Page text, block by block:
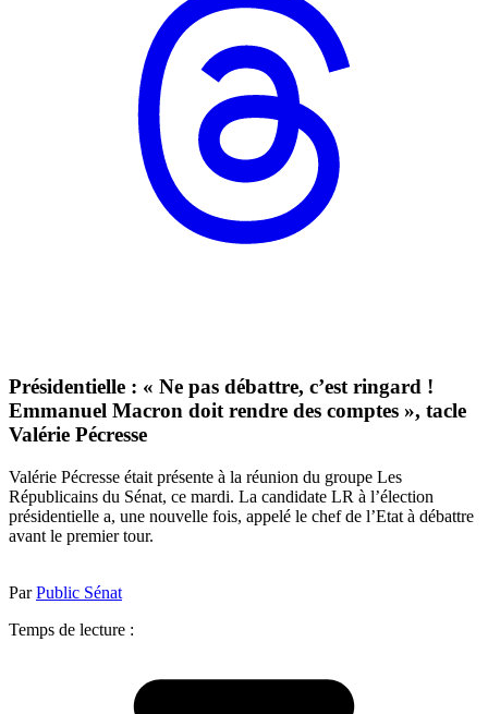
Présidentielle : « Ne pas débattre, c’est ringard !
Emmanuel Macron doit rendre des comptes », tacle
Valérie Pécresse
Valérie Pécresse était présente à la réunion du groupe Les
Républicains du Sénat, ce mardi. La candidate LR à l’élection
présidentielle a, une nouvelle fois, appelé le chef de l’Etat à débattre
avant le premier tour.
ParPublic Sénat
Temps de lecture :